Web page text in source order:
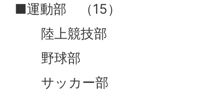
■運動部 （
陸上競技部
野球部
サッカー部